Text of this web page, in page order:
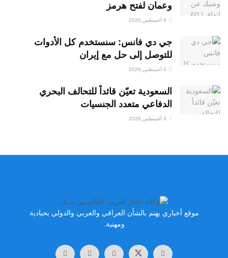
وعمان لفتح هرمز
جي دي فانس: سنستخدم كل الأدوات
للتوصل إلى حل مع إيران
السعودية تعيّن قائداً للتحالف البحري
الدفاعي متعدد الجنسيات
موقع أخباري يهتم بالشأن العراقي والعربي والدولي بحيادية
ومهنية.